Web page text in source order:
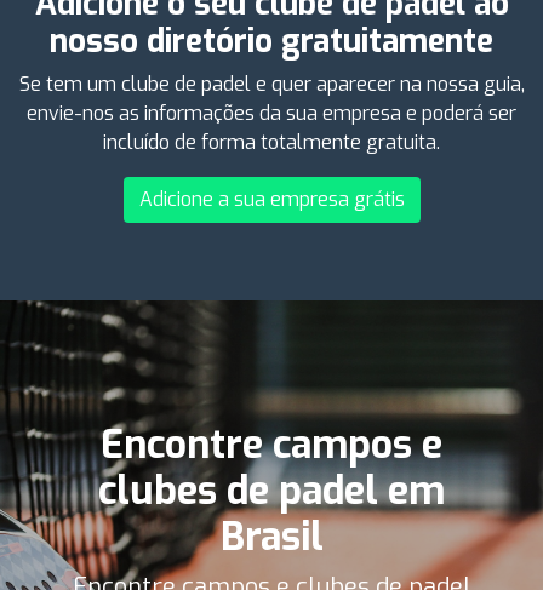
nosso diretório gratuitamente
Se tem um clube de padel e quer aparecer na nossa guia,
envie-nos as informações da sua empresa e poderá ser
incluído de forma totalmente gratuita.
Adicione a sua empresa grátis
Encontre campos e
clubes de padel em
Brasil